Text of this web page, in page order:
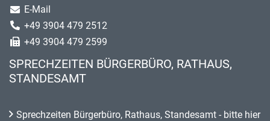
E-Mail
+49 3904 479 2512
+49 3904 479 2599
SPRECHZEITEN BÜRGERBÜRO, RATHAUS,
STANDESAMT
Sprechzeiten Bürgerbüro, Rathaus, Standesamt - bitte hier